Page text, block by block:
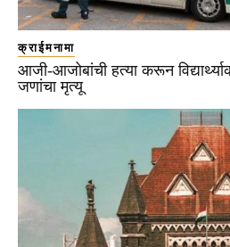
क्राईमनामा
आजी-आजोबांची हत्या करून
जणांचा मृत्यू